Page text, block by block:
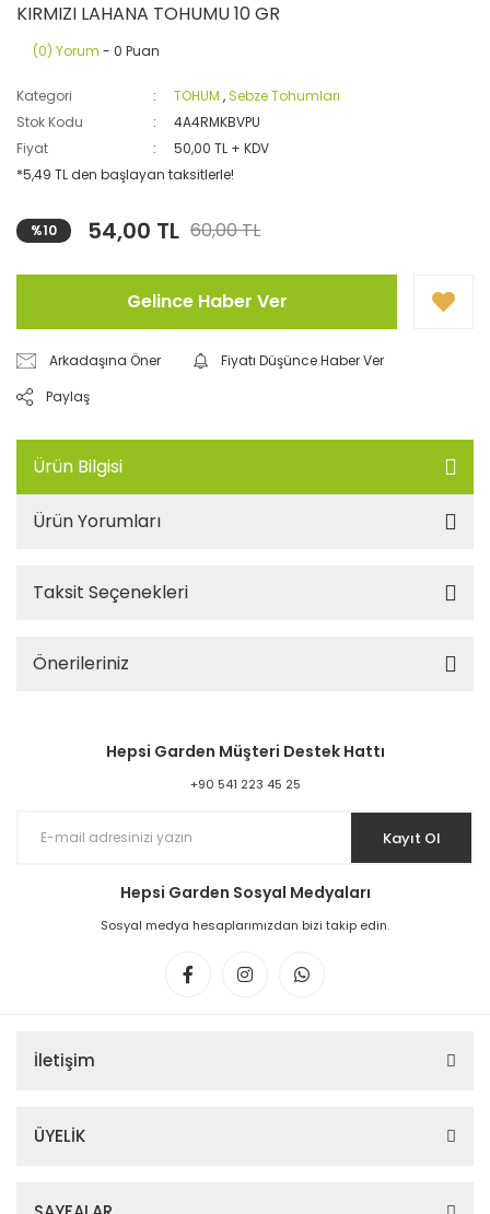
KIRMIZI LAHANA TOHUMU 10 GR
(0) Yorum - 0 Puan
Kategori TOHUM ,Sebze Tohumları
Stok Kodu
4A4RMKBVPU
Fiyat
50,00 TL + KDV
*5,49 TL den başlayan taksitlerle!
%10 54,00 TL 60,00 TL
Gelince Haber Ver
Arkadaşına Öner
Fiyatı Düşünce Haber Ver
Paylaş
Ürün Bilgisi
Ürün Yorumları
Taksit Seçenekleri
Önerileriniz
Hepsi Garden Müşteri Destek Hattı
+90 541 223 45 25
Kayıt Ol
Hepsi Garden Sosyal Medyaları
Sosyal medya hesaplarımızdan bizi takip edin.
İletişim
ÜYELİK